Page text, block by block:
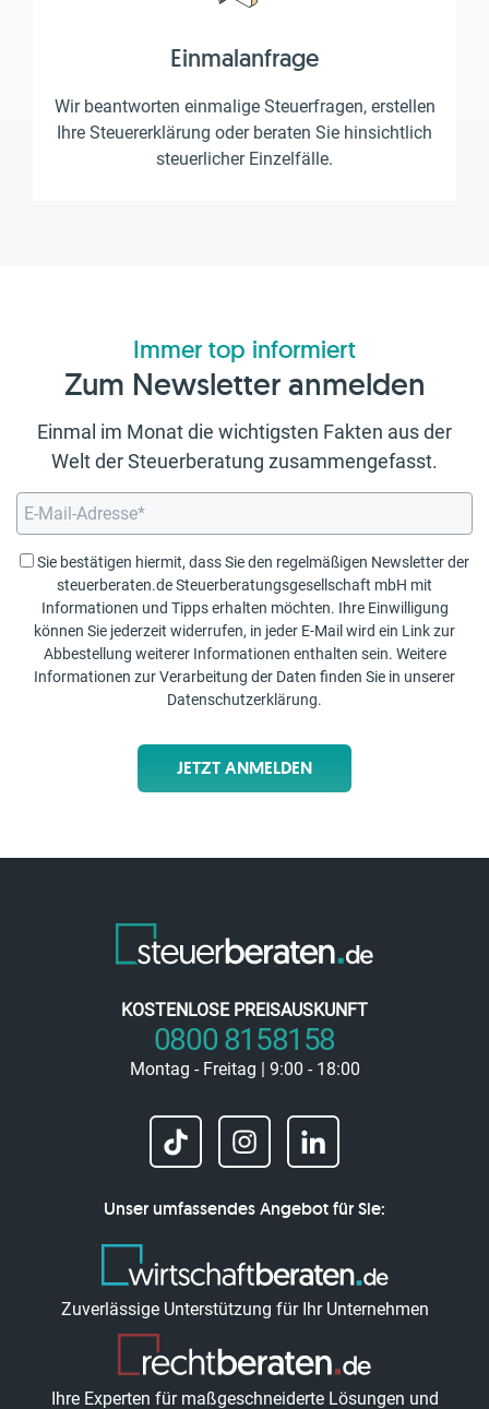
Einmalanfrage
Wir beantworten einmalige Steuerfragen, erstellen
Ihre Steuererklärung oder beraten Sie hinsichtlich
steuerlicher Einzelfälle.
Immer top informiert
Zum Newsletter anmelden
Einmal im Monat die wichtigsten Fakten aus der
Welt der Steuerberatung zusammengefasst.
Sie bestätigen hiermit, dass Sie den regelmäßigen Newsletter der
steuerberaten.de Steuerberatungsgesellschaft mbH mit
Informationen und Tipps erhalten möchten. Ihre Einwilligung
können Sie jederzeit widerrufen, in jeder E-Mail wird ein Link zur
Abbestellung weiterer Informationen enthalten sein. Weitere
Informationen zur Verarbeitung der Daten finden Sie in unserer
Datenschutzerklärung.
JETZT ANMELDEN
KOSTENLOSE PREISAUSKUNFT
0800 8158158
Montag - Freitag | 9:00 - 18:00
Unser umfassendes Angebot für Sie:
Zuverlässige Unterstützung für Ihr Unternehmen
Ihre Experten für maßgeschneiderte Lösungen und